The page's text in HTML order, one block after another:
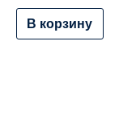
В корзину